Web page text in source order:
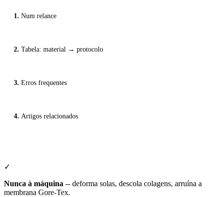
Num relance
Tabela: material → protocolo
Erros frequentes
Artigos relacionados
✓
Nunca à máquina -- deforma solas, descola colagens, arruína a
membrana Gore-Tex.